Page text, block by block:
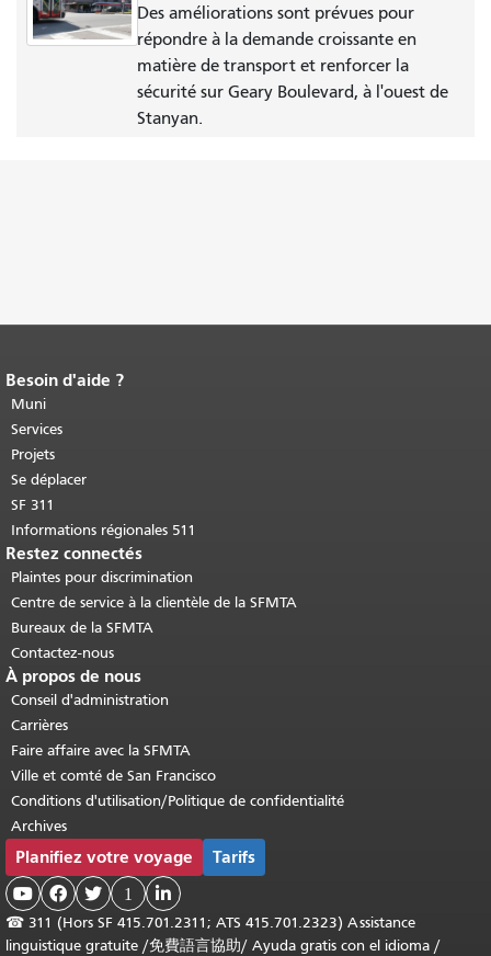
Des améliorations sont prévues pour
répondre à la demande croissante en
matière de transport et renforcer la
sécurité sur Geary Boulevard, à l'ouest de
Stanyan.
Fin du contenu de la page.
cette page se répète sur chaque page.
Retour au haut du contenu principal
Besoin d'aide ?
Muni
Services
Projets
Se déplacer
SF 311
Informations régionales 511
Restez connectés
Plaintes pour discrimination
Centre de service à la clientèle de la SFMTA
Bureaux de la SFMTA
Contactez-nous
À propos de nous
Conseil d'administration
Carrières
Faire affaire avec la SFMTA
Ville et comté de San Francisco
Conditions d'utilisation/Politique de confidentialité
Archives
Planifiez votre voyage Tarifs
   1 
☎ 311 (Hors SF 415.701.2311; ATS 415.701.2323) Assistance
linguistique gratuite /免費語言協助/ Ayuda gratis con el idioma /